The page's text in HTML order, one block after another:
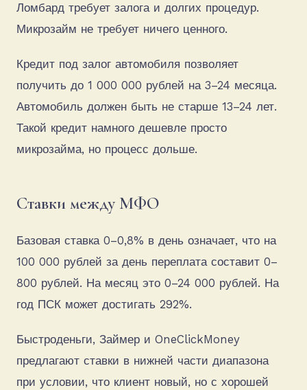
Ломбард требует залога и долгих процедур.
Микрозайм не требует ничего ценного.
Кредит под залог автомобиля позволяет
получить до 1 000 000 рублей на 3–24 месяца.
Автомобиль должен быть не старше 13–24 лет.
Такой кредит намного дешевле просто
микрозайма, но процесс дольше.
Ставки между МФО
Базовая ставка 0–0,8% в день означает, что на
100 000 рублей за день переплата составит 0–
800 рублей. На месяц это 0–24 000 рублей. На
год ПСК может достигать 292%.
Быстроденьги, Займер и OneClickMoney
предлагают ставки в нижней части диапазона
при условии, что клиент новый, но с хорошей